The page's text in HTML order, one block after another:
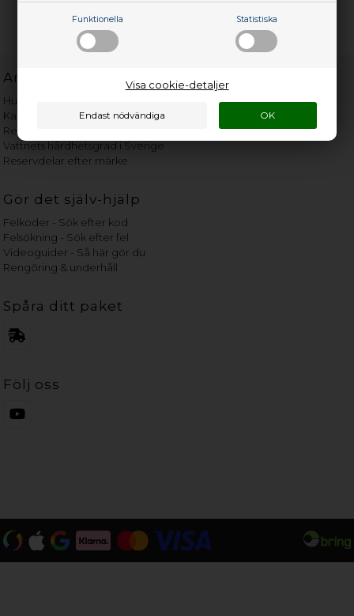
Funktionella Statistiska
Visa cookie-detaljer
Användbara länkar
Hur gammal är min vitvara?
Kan det betala sig att reparera?
Reklamation angående poolrobot
Vattnets hårdhetsgrad i Sverige
Reservdelar efter märke
Gör det själv-hjälp
Felkoder - Sök efter kod
Felsökning - Sök efter fel
Videoguider - Så här gör du
Rengöring & underhåll
Spåra ditt paket
Följ oss